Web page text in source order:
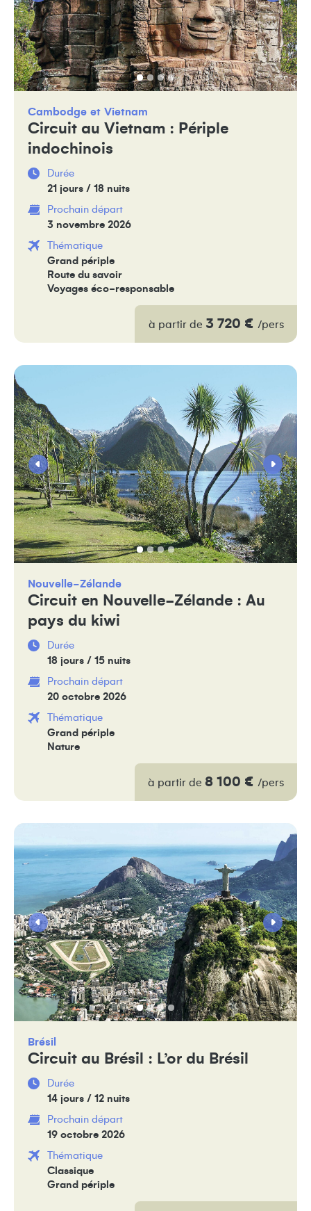
Cambodge Vietnam
Circuit au Vietnam : Périple
indochinois
Durée
21 jours / 18 nuits
Prochain départ
3 novembre 2026
Thématique
Grand périple
Route du savoir
Voyages éco-responsable
à partir de 3 720 € /pers
Nouvelle-Zélande
Circuit en Nouvelle-Zélande : Au
pays du kiwi
Durée
18 jours / 15 nuits
Prochain départ
20 octobre 2026
Thématique
Grand périple
Nature
à partir de 8 100 € /pers
Brésil
Circuit au Brésil : L’or du Brésil
Durée
14 jours / 12 nuits
Prochain départ
19 octobre 2026
Thématique
Classique
Grand périple